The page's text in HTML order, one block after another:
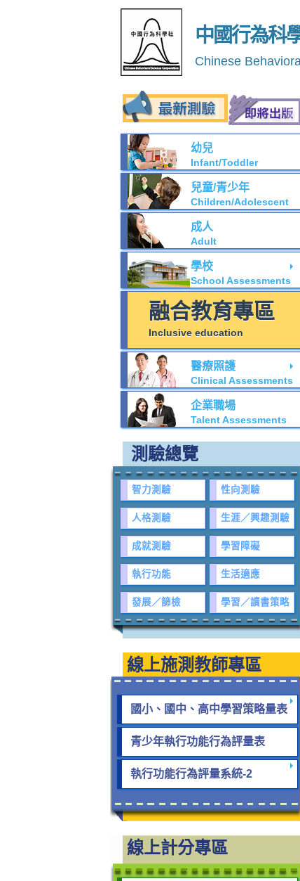
中國行為科
Chinese
幼兒
Infant/Toddler
兒童/青少年
Children/Adolescent
成人
Adult
學校
School Assessments
融合教育專區
Inclusive education
醫療照護
Clinical Assessments
企業職場
Talent Assessments
測驗總覽
智力測驗 性向測驗
人格測驗 生涯／興趣測驗
成就測驗 學習障礙
執行功能 生活適應
發展／篩檢 學習／讀書策略
線上施測教師專區
國小、國中、高中學習策略量表
青少年執行功能行為評量表
執行功能行為評量系統-2
線上計分專區